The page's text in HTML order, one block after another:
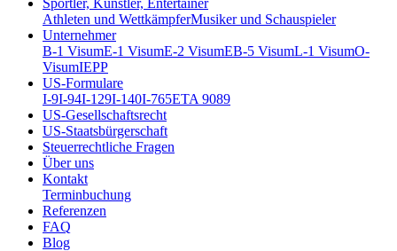
Sportler, Künstler, Entertainer
Athleten und WettkämpferMusiker und Schauspieler
Unternehmer
B-1 VisumE-1 VisumE-2 VisumEB-5 VisumL-1 VisumO-
VisumIEPP
US-Formulare
I-9I-94I-129I-140I-765ETA 9089
US-Gesellschaftsrecht
US-Staatsbürgerschaft
Steuerrechtliche Fragen
Über uns
Kontakt
Terminbuchung
Referenzen
FAQ
Blog